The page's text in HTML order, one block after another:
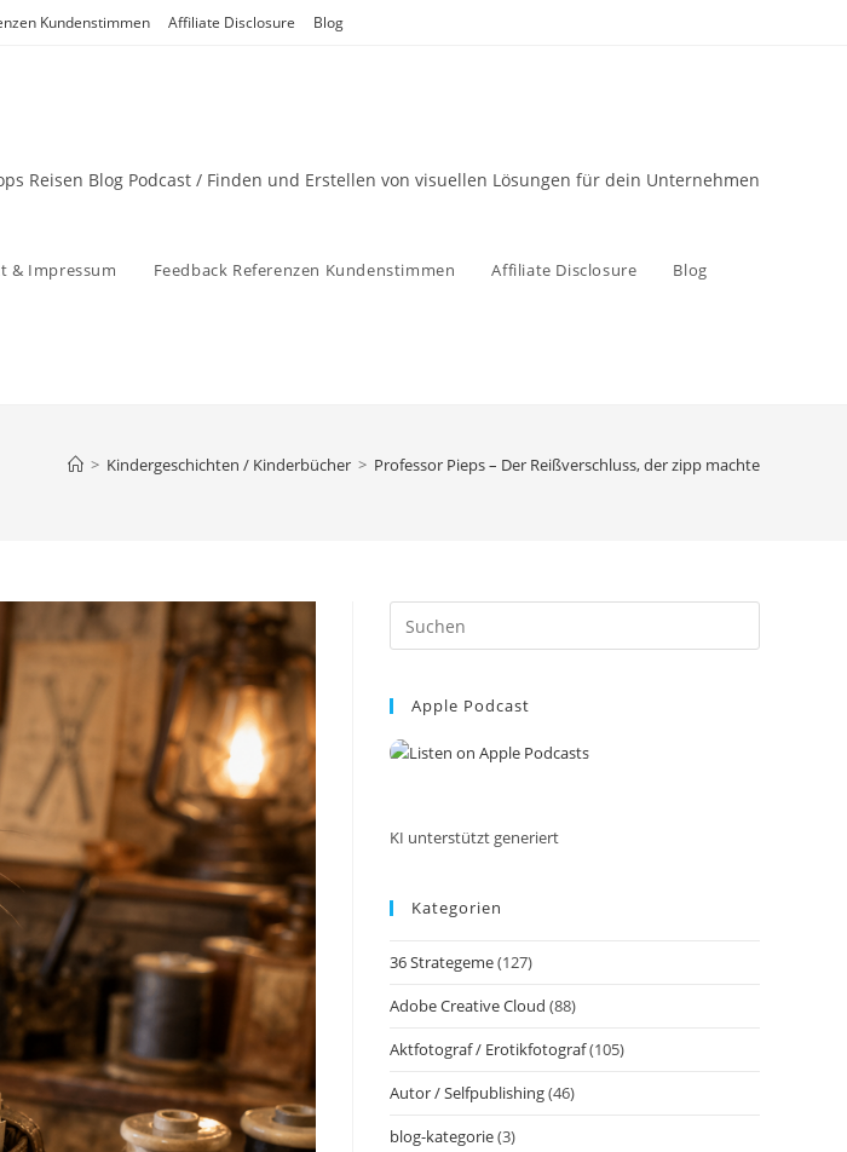
Kundenstimmen Affiliate Disclosure Blog
Reisen Blog Podcast / Finden und Erstellen von visuellen Lösungen für dein Unternehmen
& Impressum Feedback Referenzen Kundenstimmen Affiliate Disclosure Blog
> Kindergeschichten / Kinderbücher > Professor Pieps – Der Reißverschluss, der zipp machte
Escape
Apple Podcast
KI unterstützt generiert
Kategorien
36 Strategeme(127)
Adobe Creative Cloud (88)
Aktfotograf / Erotikfotograf(105)
Autor / Selfpublishing(46)
blog-kategorie(3)